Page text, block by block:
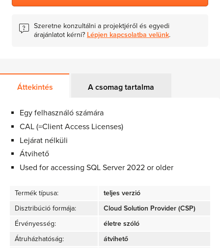
Szeretne konzultálni a projektjéről és egyedi
árajánlatot kérni? Lépjen kapcsolatba velünk.
Áttekintés A csomag tartalma
Egy felhasználó számára
CAL (=Client Access Licenses)
Lejárat nélküli
Átvihető
Used for accessing SQL Server 2022 or older
Termék típusa:
teljes verzió
Disztribúció formája:
Cloud Solution Provider (CSP)
Érvényesség:
életre szóló
Átruházhatóság:
átvihető